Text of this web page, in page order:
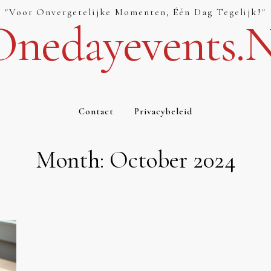
"Voor Onvergetelijke Momenten, Één Dag Tegelijk!"
Contact Privacybeleid
Month: October 2024